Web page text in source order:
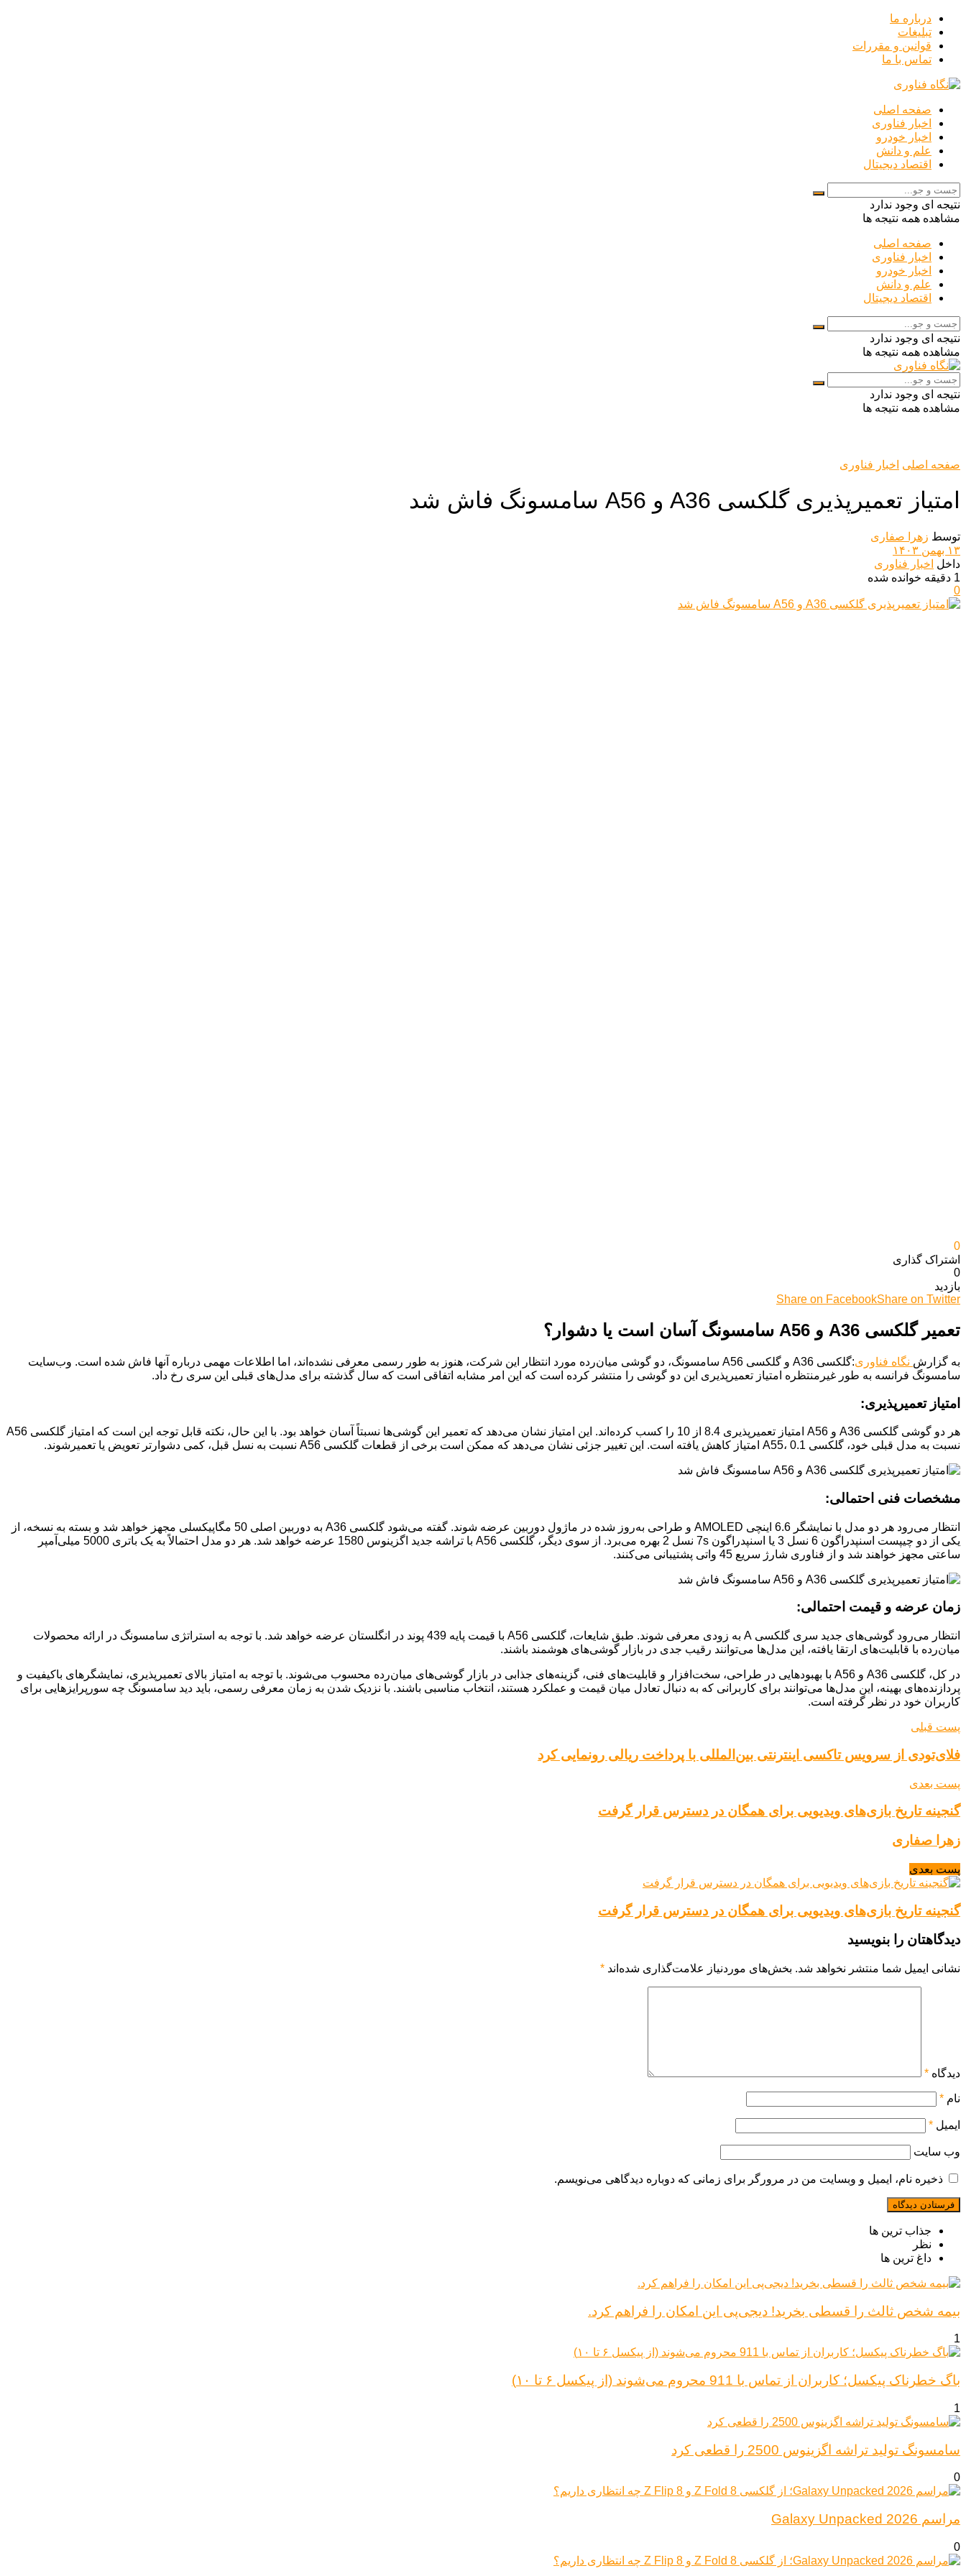
درباره ما
تبلیغات
قوانین و مقررات
تماس با ما
صفحه اصلی
اخبار فناوری
اخبار خودرو
علم و دانش
اقتصاد دیجیتال
نتیجه ای وجود ندارد
مشاهده همه نتیجه ها
صفحه اصلی
اخبار فناوری
اخبار خودرو
علم و دانش
اقتصاد دیجیتال
نتیجه ای وجود ندارد
مشاهده همه نتیجه ها
نتیجه ای وجود ندارد
مشاهده همه نتیجه ها
صفحه اصلی اخبار فناوری
امتیاز تعمیرپذیری گلکسی A36 و A56 سامسونگ فاش شد
توسط زهرا صفاری
۱۳ بهمن ۱۴۰۳
داخل اخبار فناوری
1 دقیقه خوانده شده
0
0
اشتراک گذاری‌
0
بازدید
Share on FacebookShare on Twitter
تعمیر گلکسی A36 و A56 سامسونگ آسان است یا دشوار؟
به گزارش نگاه فناوری
:گلکسی A36 و گلکسی A56 سامسونگ، دو گوشی میان‌رده مورد انتظار این شرکت، هنوز به طور رسمی معرفی نشده‌اند، اما اطلاعات مهمی درباره آنها فاش شده است. وب‌سایت
سامسونگ فرانسه به طور غیرمنتظره امتیاز تعمیرپذیری این دو گوشی را منتشر کرده است که این امر مشابه اتفاقی است که سال گذشته برای مدل‌های قبلی این سری رخ داد.
امتیاز تعمیرپذیری:
هر دو گوشی گلکسی A36 و A56 امتیاز تعمیرپذیری 8.4 از 10 را کسب کرده‌اند. این امتیاز نشان می‌دهد که تعمیر این گوشی‌ها نسبتاً آسان خواهد بود. با این حال، نکته قابل توجه این است که امتیاز گلکسی A56
نسبت به مدل قبلی خود، گلکسی A55، 0.1 امتیاز کاهش یافته است. این تغییر جزئی نشان می‌دهد که ممکن است برخی از قطعات گلکسی A56 نسبت به نسل قبل، کمی دشوارتر تعویض یا تعمیرشوند.
مشخصات فنی احتمالی:
انتظار می‌رود هر دو مدل با نمایشگر 6.6 اینچی AMOLED و طراحی به‌روز شده در ماژول دوربین عرضه شوند. گفته می‌شود گلکسی A36 به دوربین اصلی 50 مگاپیکسلی مجهز خواهد شد و بسته به نسخه، از
یکی از دو چیپست اسنپدراگون 6 نسل 3 یا اسنپدراگون 7s نسل 2 بهره می‌برد. از سوی دیگر، گلکسی A56 با تراشه جدید اگزینوس 1580 عرضه خواهد شد. هر دو مدل احتمالاً به یک باتری 5000 میلی‌آمپر
ساعتی مجهز خواهند شد و از فناوری شارژ سریع 45 واتی پشتیبانی می‌کنند.
زمان عرضه و قیمت احتمالی:
انتظار می‌رود گوشی‌های جدید سری گلکسی A به زودی معرفی شوند. طبق شایعات، گلکسی A56 با قیمت پایه 439 پوند در انگلستان عرضه خواهد شد. با توجه به استراتژی سامسونگ در ارائه محصولات
میان‌رده با قابلیت‌های ارتقا یافته، این مدل‌ها می‌توانند رقیب جدی در بازار گوشی‌های هوشمند باشند.
در کل، گلکسی A36 و A56 با بهبودهایی در طراحی، سخت‌افزار و قابلیت‌های فنی، گزینه‌های جذابی در بازار گوشی‌های میان‌رده محسوب می‌شوند. با توجه به امتیاز بالای تعمیرپذیری، نمایشگرهای باکیفیت و
پردازنده‌های بهینه، این مدل‌ها می‌توانند برای کاربرانی که به دنبال تعادل میان قیمت و عملکرد هستند، انتخاب مناسبی باشند. با نزدیک شدن به زمان معرفی رسمی، باید دید سامسونگ چه سورپرایزهایی برای
کاربران خود در نظر گرفته است.
پست قبلی
فلای‌تودی از سرویس تاکسی اینترنتی بین‌المللی با پرداخت ریالی رونمایی کرد
پست بعدی
گنجینه تاریخ بازی‌های ویدیویی برای همگان در دسترس قرار گرفت
زهرا صفاری
پست بعدی
گنجینه تاریخ بازی‌های ویدیویی برای همگان در دسترس قرار گرفت
دیدگاهتان را بنویسید
نشانی ایمیل شما منتشر نخواهد شد. بخش‌های موردنیاز علامت‌گذاری شده‌اند *
دیدگاه *
نام *
ایمیل *
وب‌ سایت
ذخیره نام، ایمیل و وبسایت من در مرورگر برای زمانی که دوباره دیدگاهی می‌نویسم.
جذاب ترین ها
نظر
داغ ترین ها
بیمه شخص ثالث را قسطی بخرید! دیجی‌پی این امکان را فراهم کرد.
1
باگ خطرناک پیکسل؛ کاربران از تماس با 911 محروم می‌شوند (از پیکسل ۶ تا ۱۰)
1
سامسونگ تولید تراشه اگزینوس 2500 را قطعی کرد
0
مراسم Galaxy Unpacked 2026
0